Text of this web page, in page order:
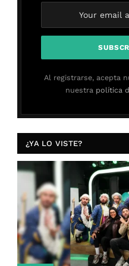
Al registrarse, acepta
nuestra política
¿YA LO VISTE?